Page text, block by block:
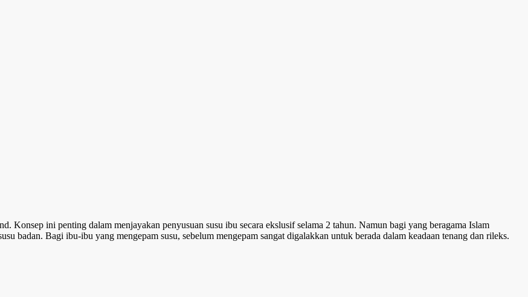
Konsep ini penting dalam menjayakan penyusuan susu ibu secara ekslusif selama 2 tahun. Namun bagi yang beragama Islam
badan. Bagi ibu-ibu yang mengepam susu, sebelum mengepam sangat digalakkan untuk berada dalam keadaan tenang dan rileks.